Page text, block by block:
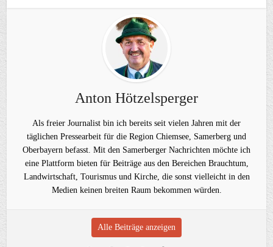
Anton Hötzelsperger
Als freier Journalist bin ich bereits seit vielen Jahren mit der
täglichen Pressearbeit für die Region Chiemsee, Samerberg und
Oberbayern befasst. Mit den Samerberger Nachrichten möchte ich
eine Plattform bieten für Beiträge aus den Bereichen Brauchtum,
Landwirtschaft, Tourismus und Kirche, die sonst vielleicht in den
Medien keinen breiten Raum bekommen würden.
Alle Beiträge anzeigen